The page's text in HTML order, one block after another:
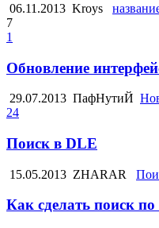
06.11.2013 Kroys
7
1
Обновление
29.07.2013 ПафНутиЙ
24
Поиск в DLE
15.05.2013 ZHARAR
Как сделать поиск